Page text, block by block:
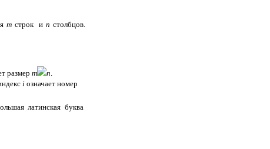
mстрок иnстолбцов.
размер m n
і означает номер
латинская буква